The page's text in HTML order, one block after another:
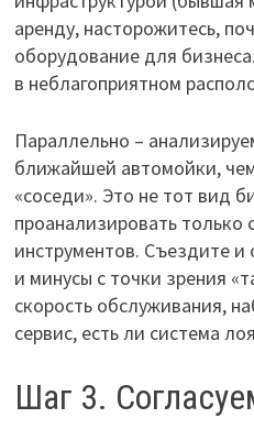
аренду, насторожитесь,
оборудование для
в неблагоприятном
Параллельно –
ближайшей автомойки,
«соседи». Это не тот вид
проанализировать
инструментов. Съездите и
и минусы с точки зрения
скорость обслуживания,
сервис, есть ли система
Шаг 3.